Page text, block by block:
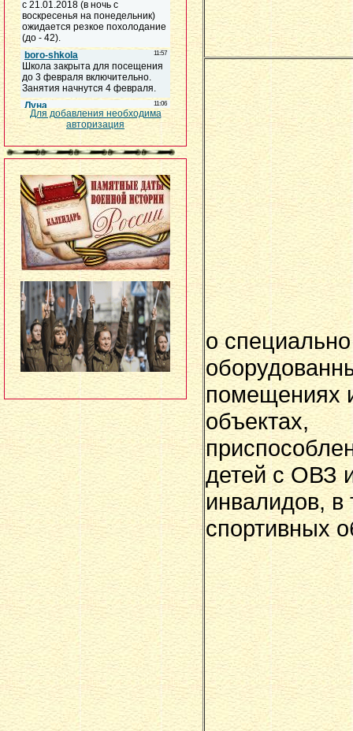
Для добавления необходима
авторизация
о специально
помещениях
объектах,
детей с ОВЗ
инвалидов, в
спортивных